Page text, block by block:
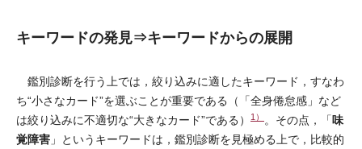
キーワードの発見⇒キーワードからの展開
鑑別診断を行う上では，絞り込みに適したキーワード，すなわ
ち“小さなカード”を選ぶことが重要である（「全身倦怠感」など
は絞り込みに不適切な“大きなカード”である）
1） 。その点，「味
覚障害 」というキーワードは，鑑別診断を見極める上で，比較的